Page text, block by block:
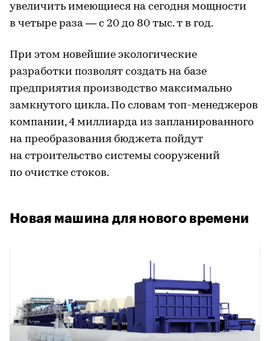
увеличить имеющиеся на сегодня мощности
в четыре раза — с 20 до 80 тыс. т в год.
При этом новейшие экологические
разработки позволят создать на базе
предприятия производство максимально
замкнутого цикла. По словам топ-менеджеров
компании, 4 миллиарда из запланированного
на преобразования бюджета пойдут
на строительство системы сооружений
по очистке стоков.
Новая машина для нового времени